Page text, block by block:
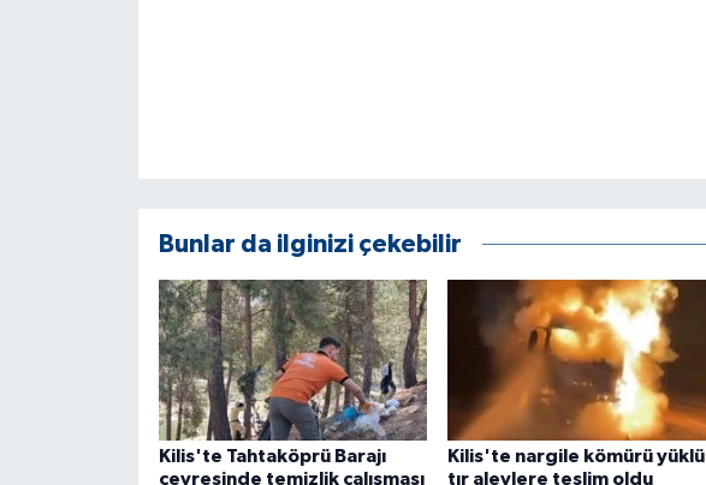
Bunlar da ilginizi çekebilir
Kilis'te Tahtaköprü Barajı
çevresinde temizlik çalışması
Kilis'te nargile kömürü yüklü
tır alevlere teslim oldu
Yerel Haberler